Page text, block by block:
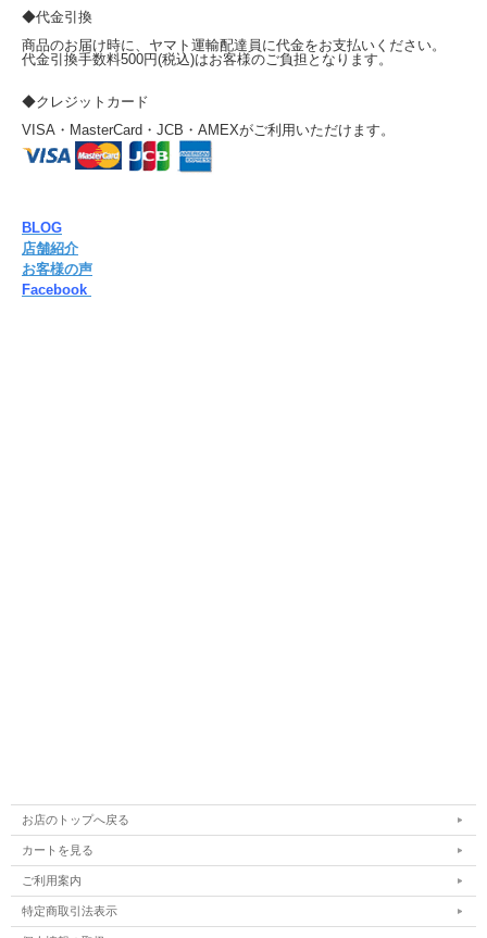
◆代金引換
商品のお届け時に、ヤマト運輸配達員に代金をお支払いください。
代金引換手数料500円(税込)はお客様のご負担となります。
◆クレジットカード
VISA・MasterCard・JCB・AMEXがご利用いただけます。
BLOG
店舗紹介
お客様の声
Facebook
お店のトップへ戻る
カートを見る
ご利用案内
特定商取引法表示